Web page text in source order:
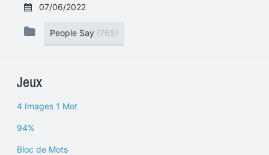
07/06/2022
People Say (765)
Jeux
4 Images 1 Mot
94%
Bloc de Mots